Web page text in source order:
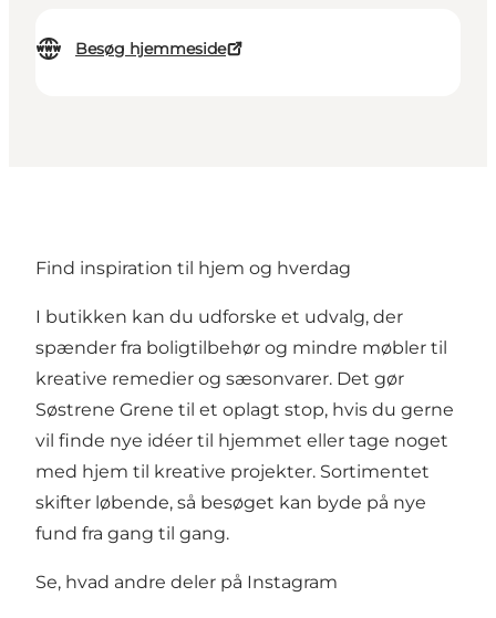
Besøg hjemmeside
Find inspiration til hjem og hverdag
I butikken kan du udforske et udvalg, der
spænder fra boligtilbehør og mindre møbler til
kreative remedier og sæsonvarer. Det gør
Søstrene Grene til et oplagt stop, hvis du gerne
vil finde nye idéer til hjemmet eller tage noget
med hjem til kreative projekter. Sortimentet
skifter løbende, så besøget kan byde på nye
fund fra gang til gang.
Se, hvad andre deler på Instagram